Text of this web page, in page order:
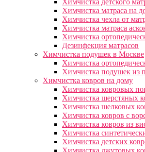
Химчистка детского
Химчистка матраса на
Химчистка чехла от
Химчистка матраса
Химчистка
Дезинфекция матрасов
Химчистка подушек в Москве
Химчистка
Химчистка подушек из
Химчистка ковров на дому
Химчистка ковровых
Химчистка шерстяных
Химчистка шелковых
Химчистка ковров с
Химчистка ковров из
Химчистка
Химчистка детских
Химчистка джутовых